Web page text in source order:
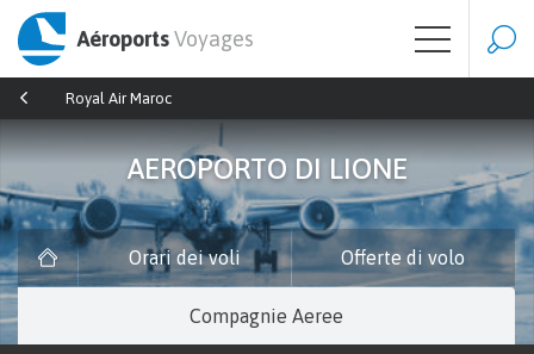
AéroportsVoyages
Royal Air Maroc
AEROPORTO DI LIONE
Orari dei voli Offerte di volo
Compagnie Aeree